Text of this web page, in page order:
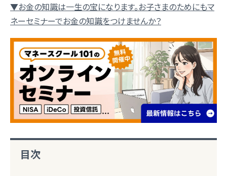
▼お金の知識は一生の宝になります。お子さまのためにもマ
ネーセミナーでお金の知識をつけませんか？
目次